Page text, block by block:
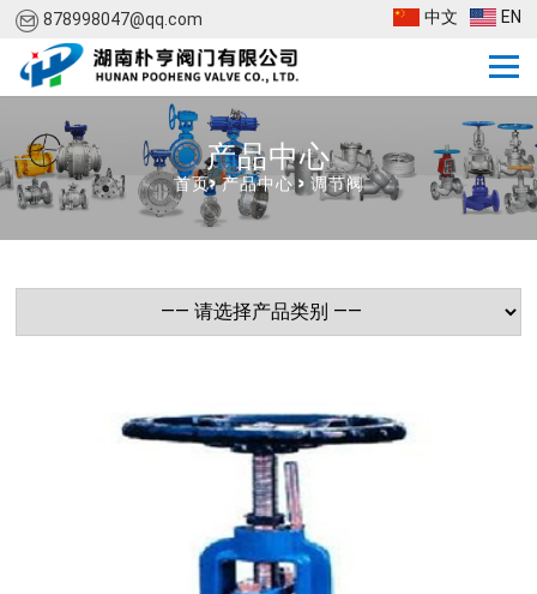
878998047@qq.com 中文 EN
产品中心
首页>产品中心> 调节阀